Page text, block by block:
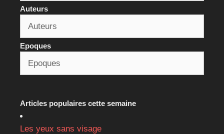
Auteurs
Epoques
Articles populaires cette semaine
Les yeux sans visage